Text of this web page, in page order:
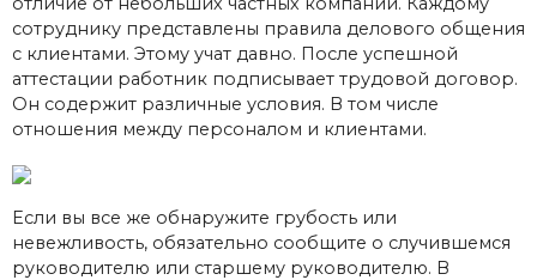
сотруднику представлены правила делового общения
с клиентами. Этому учат давно. После успешной
аттестации работник подписывает трудовой договор.
Он содержит различные условия. В том числе
отношения между персоналом и клиентами.
Если вы все же обнаружите грубость или
невежливость, обязательно сообщите о случившемся
руководителю или старшему руководителю. В